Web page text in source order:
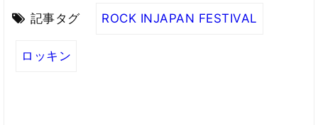
記事タグ ROCK INJAPAN FESTIVAL
ロッキン